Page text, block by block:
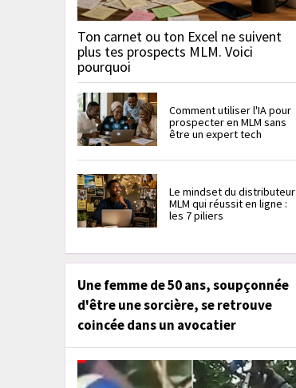
Ton carnet ou ton Excel ne suivent
plus tes prospects MLM. Voici
pourquoi
Comment utiliser l'IA pour
prospecter en MLM sans
être un expert tech
Le mindset du distributeur
MLM qui réussit en ligne :
les 7 piliers
Une femme de 50 ans, soupçonnée
d'être une sorcière, se retrouve
coincée dans un avocatier